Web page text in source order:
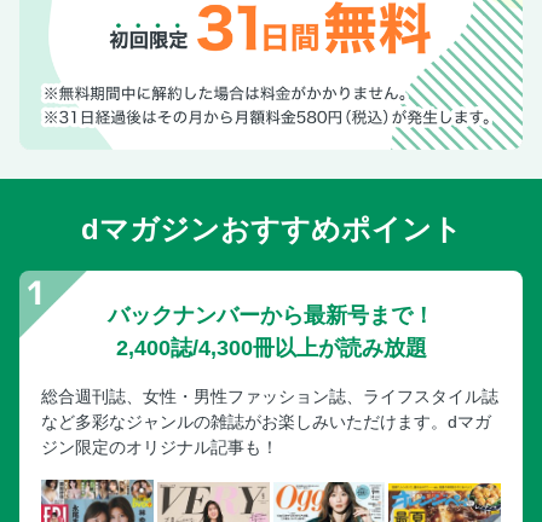
dマガジンおすすめポイント
バックナンバーから最新号まで！
2,400誌/4,300冊以上が読み放題
総合週刊誌、女性・男性ファッション誌、ライフスタイル誌
など多彩なジャンルの雑誌がお楽しみいただけます。dマガ
ジン限定のオリジナル記事も！